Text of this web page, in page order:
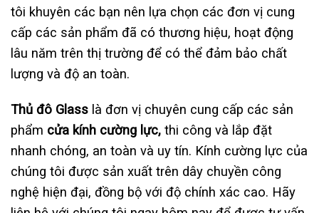
tôi khuyên các bạn nên lựa chọn các đơn vị cung
cấp các sản phẩm đã có thương hiệu, hoạt động
lâu năm trên thị trường để có thể đảm bảo chất
lượng và độ an toàn.
Thủ đô Glass là đơn vị chuyên cung cấp các sản
phẩm cửa kính cường lực, thi công và lắp đặt
nhanh chóng, an toàn và uy tín. Kính cường lực của
chúng tôi được sản xuất trên dây chuyền công
nghệ hiện đại, đồng bộ với độ chính xác cao. Hãy